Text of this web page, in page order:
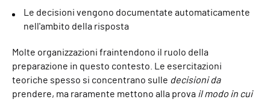
Le decisioni vengono documentate automaticamente
nell'ambito della risposta
Molte organizzazioni fraintendono il ruolo della
preparazione in questo contesto. Le esercitazioni
teoriche spesso si concentrano sulle decisioni da
prendere, ma raramente mettono alla prova il modo in cui